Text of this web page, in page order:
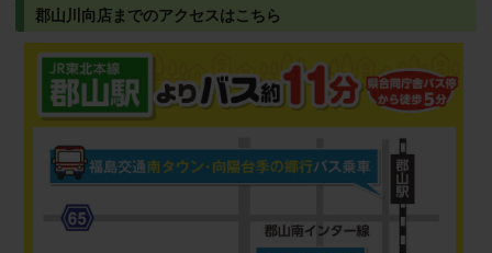
郡山川向店までのアクセスはこちら